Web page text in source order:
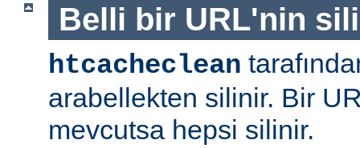
Belli bir URL'nin
htcacheclean
arabellekten silinir. Bir
mevcutsa hepsi silinir.